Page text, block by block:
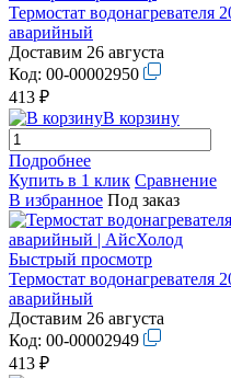
Термостат водонагревателя
аварийный
Доставим 26 августа
Код: 00-00002950
413 ₽
В корзину
Подробнее
Купить в 1 клик Сравнение
В избранное Под заказ
Быстрый просмотр
Термостат водонагревателя
аварийный
Доставим 26 августа
Код: 00-00002949
413 ₽